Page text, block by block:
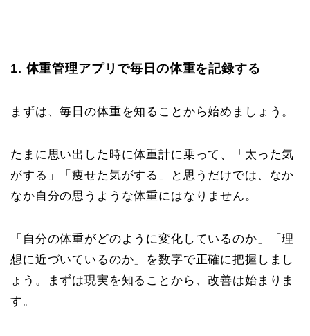
1. 体重管理アプリで毎日の体重を記録する
まずは、毎日の体重を知ることから始めましょう。
たまに思い出した時に体重計に乗って、「太った気
がする」「痩せた気がする」と思うだけでは、なか
なか自分の思うような体重にはなりません。
「自分の体重がどのように変化しているのか」「理
想に近づいているのか」を数字で正確に把握しまし
ょう。まずは現実を知ることから、改善は始まりま
す。